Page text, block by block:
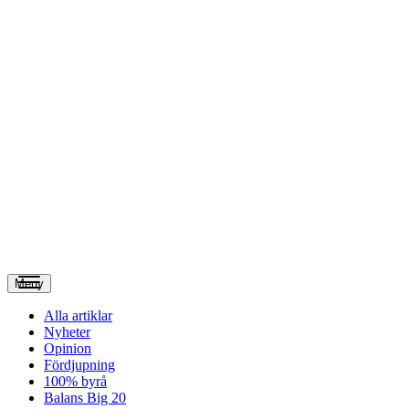
Meny
Alla artiklar
Nyheter
Opinion
Fördjupning
100% byrå
Balans Big 20